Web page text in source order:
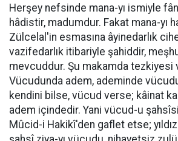
Herşey nefsinde mana-yı ismiyle
hâdistir, madumdur. Fakat mana-yı
Zülcelal'in esmasına âyinedarlık
vazifedarlık itibariyle şahiddir,
mevcuddur. Şu makamda tezkiyesi
Vücudunda adem, ademinde
kendini bilse, vücud verse; kâinat
adem içindedir. Yani vücud-u
Mûcid-i Hakikî'den gaflet etse;